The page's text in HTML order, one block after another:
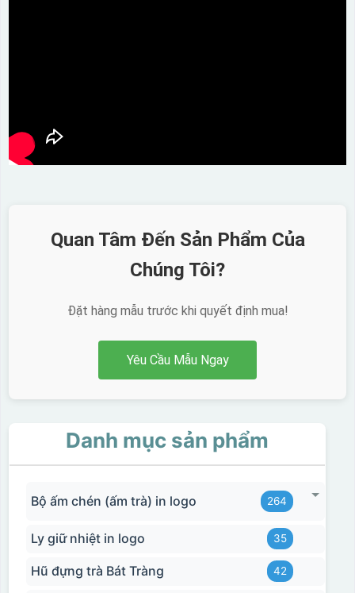
Quan Tâm Đến Sản Phẩm Của
Chúng Tôi?
Đặt hàng mẫu trước khi quyết định mua!
Yêu Cầu Mẫu Ngay
Danh mục sản phẩm
Bộ ấm chén (ấm trà) in logo 264
Ly giữ nhiệt in logo 35
Hũ đựng trà Bát Tràng 42